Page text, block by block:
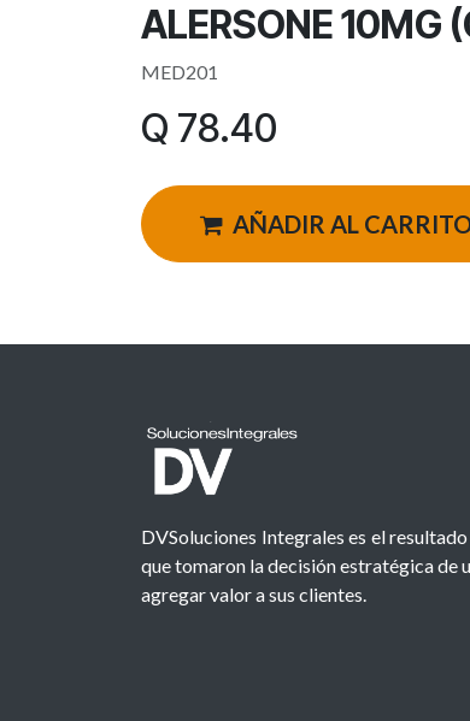
ALERSONE 10MG
MED201
Q 78.40
AÑADIR AL
DVSoluciones Integrales es el
que tomaron la decisión estratégica de
agregar valor a sus clientes.